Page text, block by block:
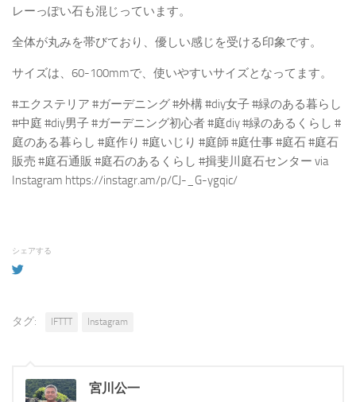
レーっぽい石も混じっています。
全体が丸みを帯びており、優しい感じを受ける印象です。
サイズは、60-100mmで、使いやすいサイズとなってます。
#エクステリア #ガーデニング #外構 #diy女子 #緑のある暮らし
#中庭 #diy男子 #ガーデニング初心者 #庭diy #緑のあるくらし #
庭のある暮らし #庭作り #庭いじり #庭師 #庭仕事 #庭石 #庭石
販売 #庭石通販 #庭石のあるくらし #揖斐川庭石センター via
Instagram https://instagr.am/p/CJ-_G-ygqic/
シェアする
タグ: IFTTT Instagram
宮川公一